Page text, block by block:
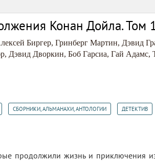
Конан Дойла. Том
Биргер, Гринберг Мартин, Дэвид
, Дэвид Дворкин, Боб Гарсиа, Гай Адамс,
СБОРНИКИ, АЛЬМАНАХИ, АНТОЛОГИИ ДЕТЕКТИВ
продолжили жизнь и приключения